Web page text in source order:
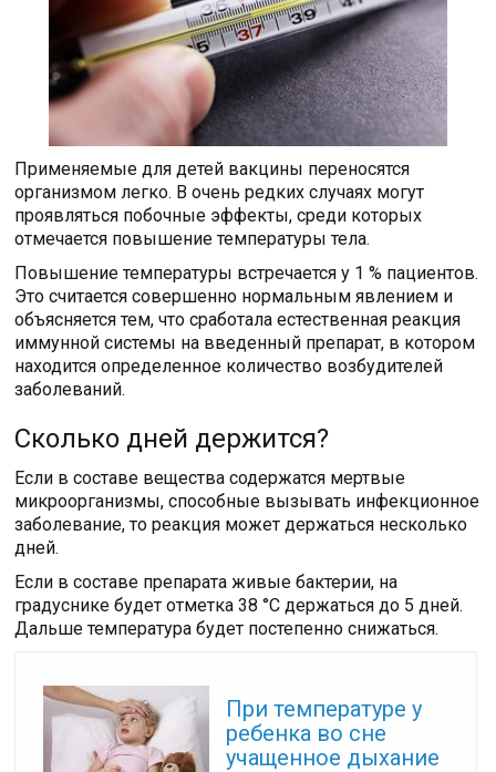
Применяемые для детей вакцины переносятся
организмом легко. В очень редких случаях могут
проявляться побочные эффекты, среди которых
отмечается повышение температуры тела.
Повышение температуры встречается у 1 % пациентов.
Это считается совершенно нормальным явлением и
объясняется тем, что сработала естественная реакция
иммунной системы на введенный препарат, в котором
находится определенное количество возбудителей
заболеваний.
Сколько дней держится?
Если в составе вещества содержатся мертвые
микроорганизмы, способные вызывать инфекционное
заболевание, то реакция может держаться несколько
дней.
Если в составе препарата живые бактерии, на
градуснике будет отметка 38 °C держаться до 5 дней.
Дальше температура будет постепенно снижаться.
При температуре у
ребенка во сне
учащенное дыхание